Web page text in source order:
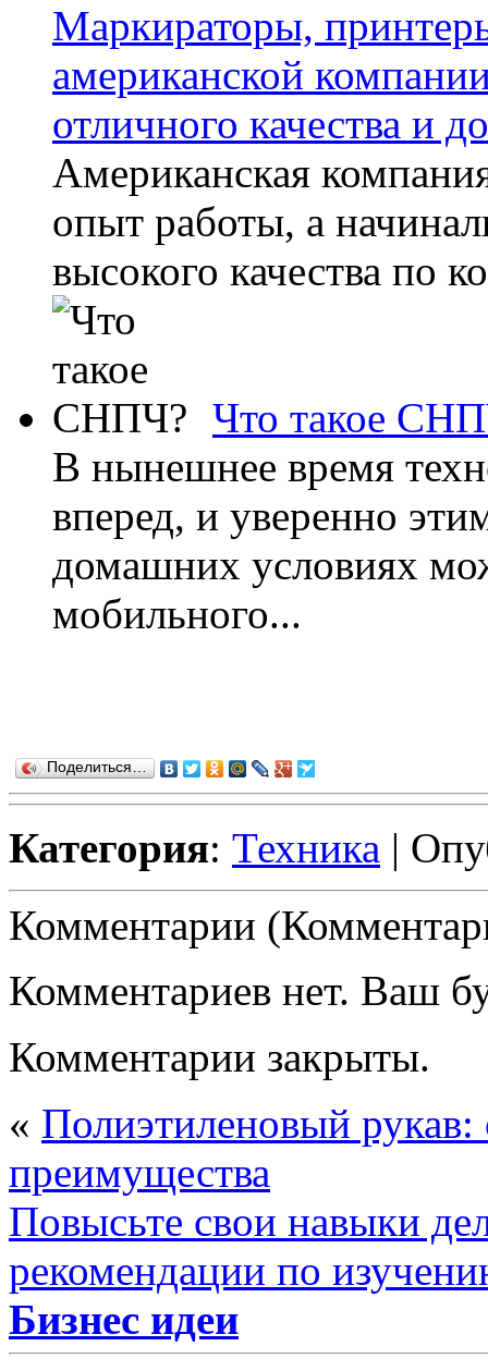
Маркираторы,
американской
отличного качества и
Американская
опыт работы, а
высокого качества по
Что такое
В нынешнее время
вперед, и уверенно
домашних условиях
мобильного...
Поделиться…
Категория: Техника |
Комментарии
Комментариев нет. Ваш
Комментарии закрыты.
« Полиэтиленовый рукав:
преимущества
Повысьте свои навыки
рекомендации по
Бизнес идеи